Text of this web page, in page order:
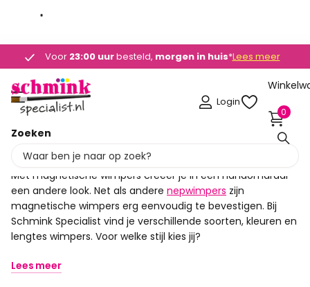
Deskundig advies+31 (0)495 - 450 882Lees meer
Deskundig advies+31 (0)495 - 450 882
Zoeken
Login
0
Magnetische Wimpers
Met magnetische wimpers creëer je in een handomdraai
een andere look. Net als andere nepwimpers zijn
magnetische wimpers erg eenvoudig te bevestigen. Bij
Schmink Specialist vind je verschillende soorten, kleuren en
lengtes wimpers. Voor welke stijl kies jij?
Lees meer